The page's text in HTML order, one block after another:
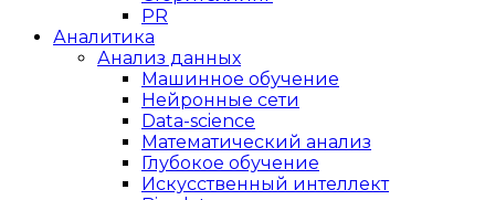
PR
Аналитика
Анализ данных
Машинное обучение
Нейронные сети
Data-science
Математический анализ
Глубокое обучение
Искусственный интеллект